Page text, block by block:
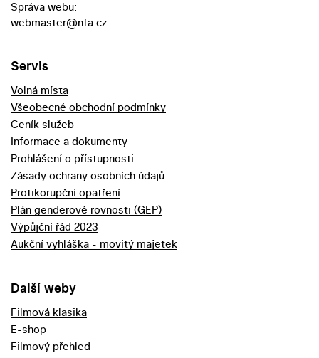
Správa webu:
webmaster@nfa.cz
Servis
Volná místa
Všeobecné obchodní podmínky
Ceník služeb
Informace a dokumenty
Prohlášení o přístupnosti
Zásady ochrany osobních údajů
Protikorupční opatření
Plán genderové rovnosti (GEP)
Výpůjční řád 2023
Aukční vyhláška - movitý majetek
Další weby
Filmová klasika
E-shop
Filmový přehled